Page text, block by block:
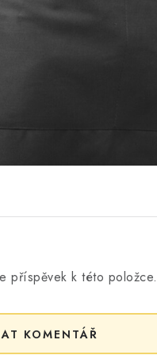
příspěvek k této položce.
KOMENTÁŘ